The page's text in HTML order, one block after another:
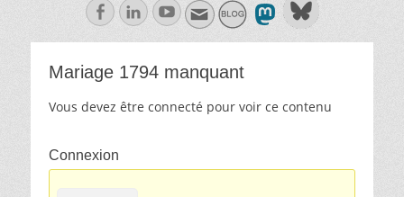
FacebookLinkedln
Youtube
Mariage 1794 manquant
Vous devez être connecté pour voir ce contenu
Connexion